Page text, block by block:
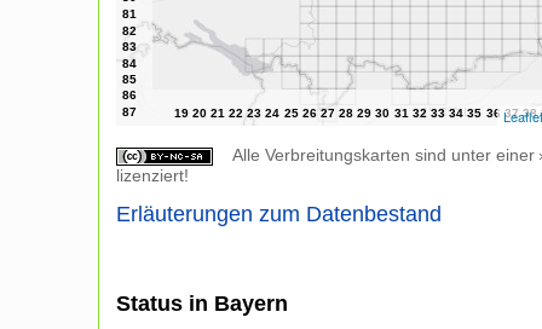
Leaflet
Alle Verbreitungskarten sind unter einer
lizenziert!
Erläuterungen zum Datenbestand
Status in Bayern